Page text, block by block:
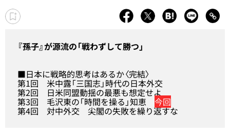
『孫子』が源流の「戦わずして勝つ」
■日本に戦略的思考はあるか〈完結〉
第1回 米中露「三国志」時代の日本外交
第2回 日米同盟動揺の最悪も想定せよ
第3回 毛沢東の「時間を操る」知恵 今回
第4回 対中外交 尖閣の失敗を繰り返すな